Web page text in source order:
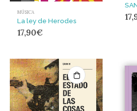
MÚSICA
La ley de Herodes
17,90€